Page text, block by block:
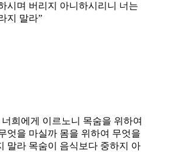
시며 버리지 아니하시리니 너는
지 말라”
희에게 이르노니 목숨을 위하여
엇을 마실까 몸을 위하여 무엇을
말라 목숨이 음식보다 중하지 아